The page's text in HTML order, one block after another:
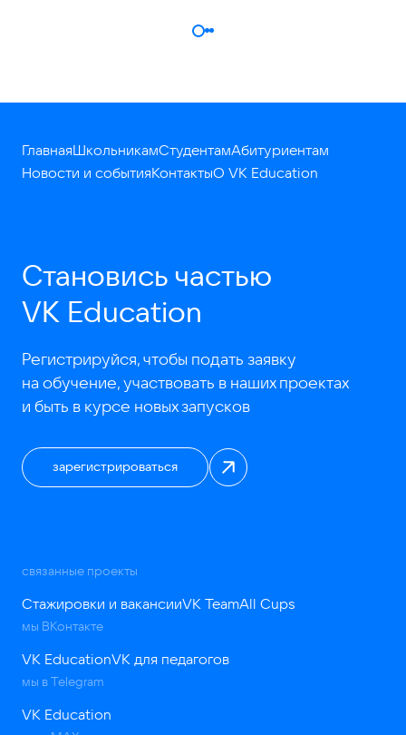
ГлавнаяШкольникамСтудентамАбитуриентам
Новости и событияКонтактыО VK Education
Становись частью
VK Education
Регистрируйся, чтобы подать заявку
на обучение, участвовать в наших проектах
и быть в курсе новых запусков
зарегистрироваться
связанные проекты
Стажировки и вакансииVK TeamAll Cups
мы ВКонтакте
VK EducationVK для педагогов
мы в Telegram
VK Education